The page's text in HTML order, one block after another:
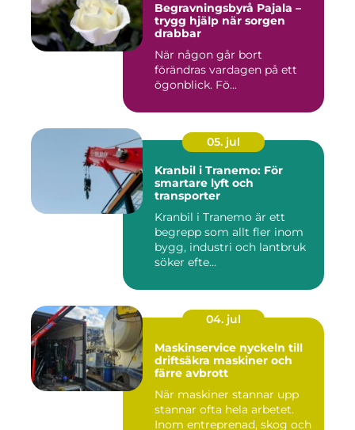
Begravningsbyrå Pajala –
trygg hjälp när sorgen
drabbar
När någon går bort
förändras vardagen på ett
ögonblick. Fö...
05. jul
Kranbil i Tranemo: För
smartare lyft och
transporter
Kranbil i Tranemo är ett
begrepp som allt fler inom
bygg, industri och lantbruk
söker efte...
04. jul
Maskinservice nyckeln till
driftsäkra maskiner och
färre avbrott
När maskiner stannar upp
stannar ofta hela arbetet.
Inom entreprenad, skog och